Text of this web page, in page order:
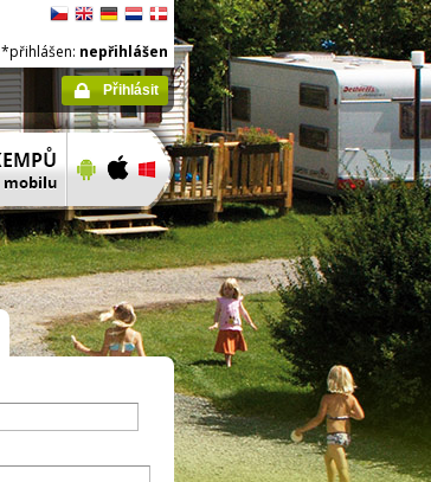
*přihlášen: nepřihlášen
Přihlásit